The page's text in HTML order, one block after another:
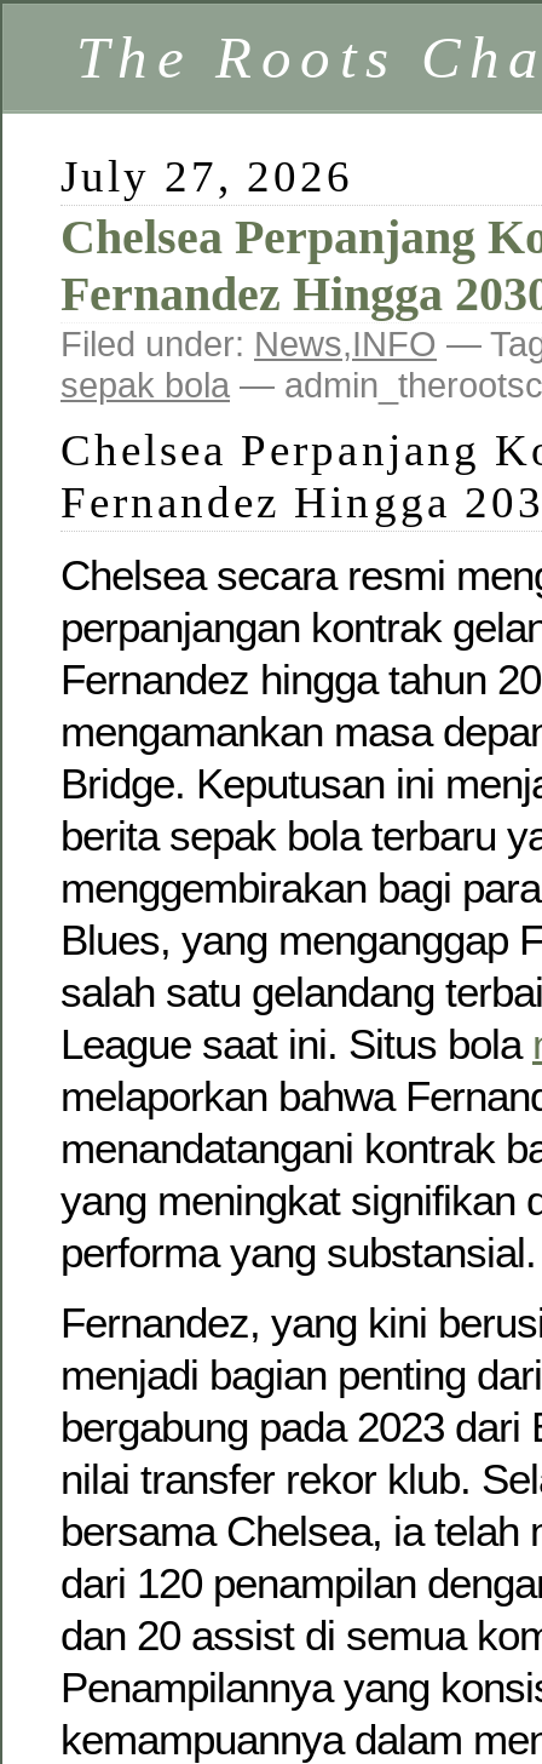
The Roots
July 27, 2026
Chelsea Perpanjang
Fernandez Hingga
Filed under: News,INFO —
sepak bola —
Chelsea Perpanjang
Fernandez Hingga
Chelsea secara resmi
perpanjangan kontrak
Fernandez hingga tahun
mengamankan masa
Bridge. Keputusan ini
berita sepak bola terbaru
menggembirakan bagi
Blues, yang menganggap
salah satu gelandang
League saat ini. Situs bola
melaporkan bahwa
menandatangani kontrak
yang meningkat signifikan
performa yang substansial.
Fernandez, yang kini
menjadi bagian penting
bergabung pada 2023 dari
nilai transfer rekor klub.
bersama Chelsea, ia telah
dari 120 penampilan
dan 20 assist di semua
Penampilannya yang
kemampuannya dalam